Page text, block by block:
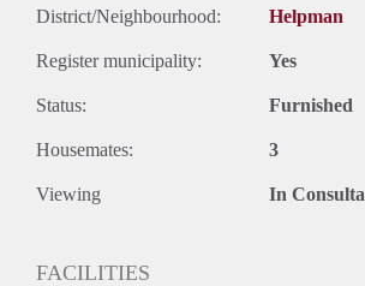
District/Neighbourhood: Helpman
Register municipality: Yes
Status: Furnished
Housemates: 3
Viewing In
FACILITIES